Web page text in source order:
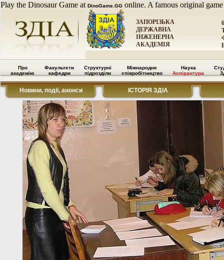
Play the Dinosaur Game at DinoGame.GG online. A famous original
ЗАПОРІЗЬКА
ДЕРЖАВНА
ІНЖЕНЕРНА
АКАДЕМІЯ
Про
академію
Факультети
кафедри
Структурні
підрозділи
Міжнародне
співробітництво
Наука
Аспірантура
Новини, події, анонси ІСТОРІЯ ЗДІА